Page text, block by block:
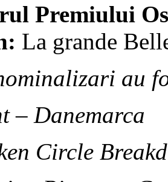
Premiului
La grande
au
– Danemarca
Circle